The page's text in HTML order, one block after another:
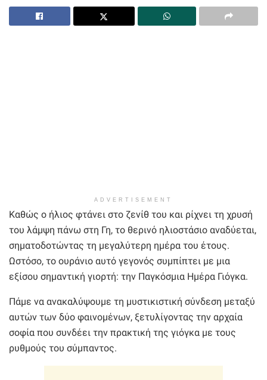
ADVERTISEMENT
Καθώς ο ήλιος φτάνει στο ζενίθ του και ρίχνει τη χρυσή
του λάμψη πάνω στη Γη, το θερινό ηλιοστάσιο αναδύεται,
σηματοδοτώντας τη μεγαλύτερη ημέρα του έτους.
Ωστόσο, το ουράνιο αυτό γεγονός συμπίπτει με μια
εξίσου σημαντική γιορτή: την Παγκόσμια Ημέρα Γιόγκα.
Πάμε να ανακαλύψουμε τη μυστικιστική σύνδεση μεταξύ
αυτών των δύο φαινομένων, ξετυλίγοντας την αρχαία
σοφία που συνδέει την πρακτική της γιόγκα με τους
ρυθμούς του σύμπαντος.